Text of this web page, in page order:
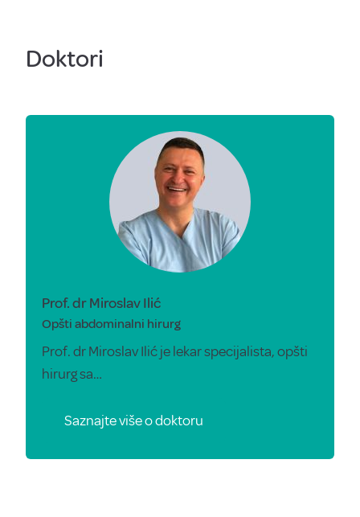
Doktori
Prof. dr Miroslav Ilić
Opšti abdominalni hirurg
Prof. dr Miroslav Ilić je lekar specijalista, opšti
hirurg sa…
Saznajte više o doktoru